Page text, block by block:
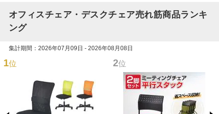
オフィスチェア・デスクチェア売れ筋商品ランキ
ング
集計期間：2026年07月09日 - 2026年08月08日
1位 2位